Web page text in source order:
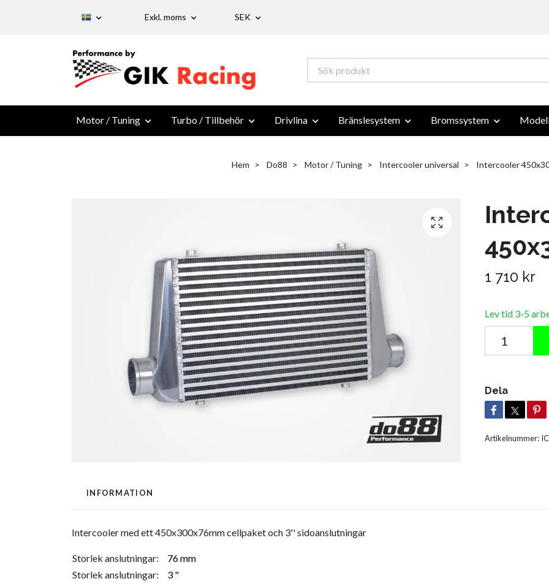
Exkl. moms SEK
Motor / Tuning Turbo / Tillbehör Drivlina Bränslesystem Bromssystem
Hem Do88 Motor / Tuning Intercooler universal Intercooler
1 710 kr
Lev tid 3-5
Dela
Artikelnummer:
INFORMATION
Intercooler med ett 450x300x76mm cellpaket och 3'' sidoanslutningar
Storlek anslutningar:
76 mm
Storlek anslutningar:
3 "